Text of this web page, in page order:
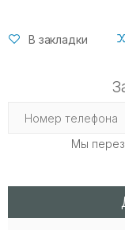
В закладки
Мы